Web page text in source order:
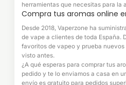
herramientas que necesitas para la
Compra tus aromas online
Desde 2018, Vaperzone ha
de vape a clientes de toda España.
favoritos de vapeo y prueba
visto antes.
¿A qué esperas para comprar tus
pedido y te lo enviamos a casa en
envío es gratuito para pedidos